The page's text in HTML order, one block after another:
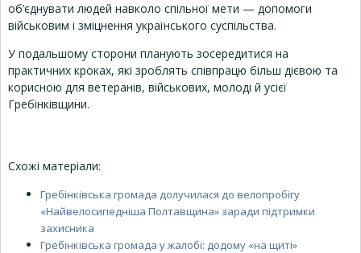
об’єднувати людей навколо спільної мети — допомоги
військовим і зміцнення українського суспільства.
У подальшому сторони планують зосередитися на
практичних кроках, які зроблять співпрацю більш дієвою та
корисною для ветеранів, військових, молоді й усієї
Гребінківщини.
Схожі матеріали:
Гребінківська громада долучилася до велопробігу
«Найвелосипедніша Полтавщина» заради підтримки
захисника
Гребінківська громада у жалобі: додому «на щиті»